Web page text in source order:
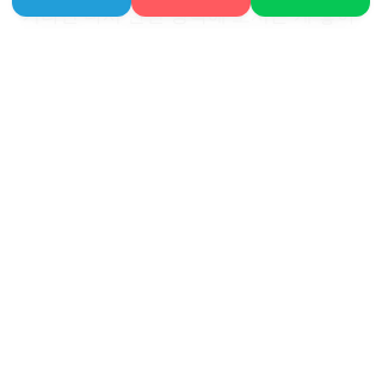
거라면 다시 한번 생각해 보시는 게 좋아